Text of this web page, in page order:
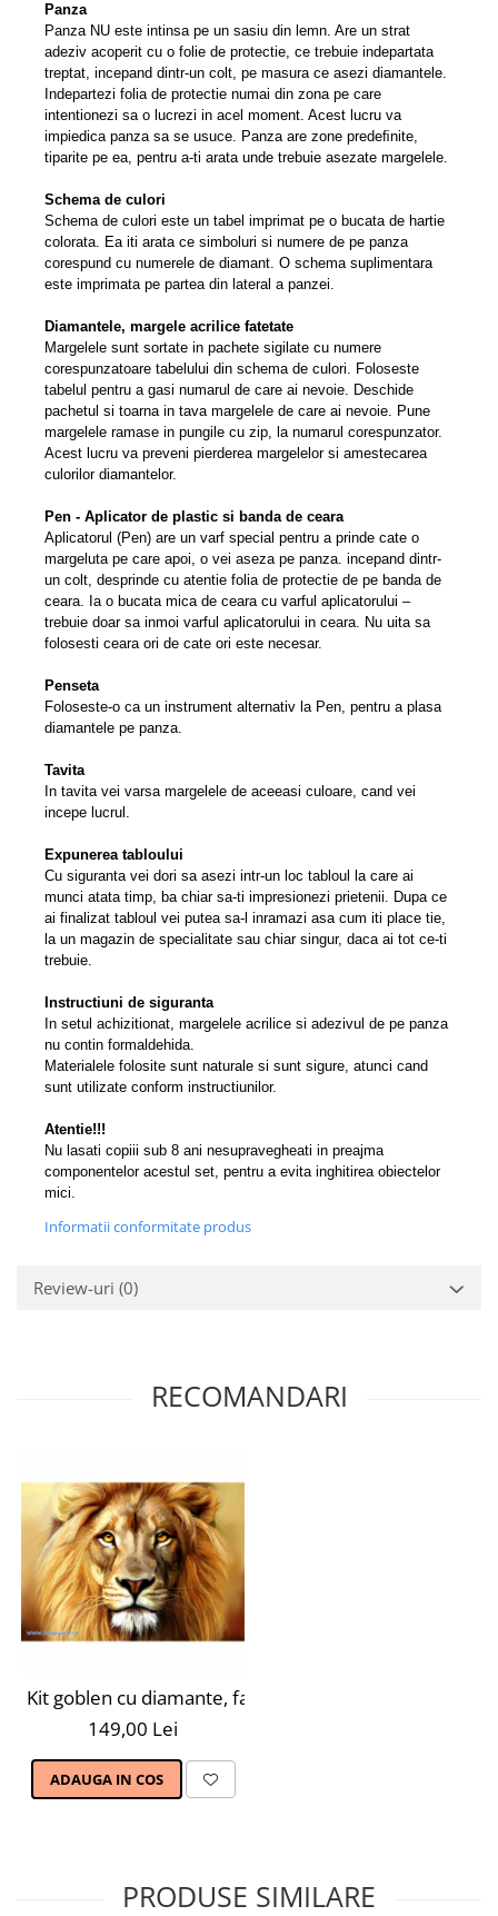
Panza
Panza NU este intinsa pe un sasiu din lemn. Are un strat
adeziv acoperit cu o folie de protectie, ce trebuie indepartata
treptat, incepand dintr-un colt, pe masura ce asezi diamantele.
Indepartezi folia de protectie numai din zona pe care
intentionezi sa o lucrezi in acel moment. Acest lucru va
impiedica panza sa se usuce. Panza are zone predeﬁnite,
tiparite pe ea, pentru a-ti arata unde trebuie asezate margelele.
Schema de culori
Schema de culori este un tabel imprimat pe o bucata de hartie
colorata. Ea iti arata ce simboluri si numere de pe panza
corespund cu numerele de diamant. O schema suplimentara
este imprimata pe partea din lateral a panzei.
Diamantele, margele acrilice fatetate
Margelele sunt sortate in pachete sigilate cu numere
corespunzatoare tabelului din schema de culori. Foloseste
tabelul pentru a gasi numarul de care ai nevoie. Deschide
pachetul si toarna in tava margelele de care ai nevoie. Pune
margelele ramase in pungile cu zip, la numarul corespunzator.
Acest lucru va preveni pierderea margelelor si amestecarea
culorilor diamantelor.
Pen - Aplicator de plastic si banda de ceara
Aplicatorul (Pen) are un varf special pentru a prinde cate o
margeluta pe care apoi, o vei aseza pe panza. incepand dintr-
un colt, desprinde cu atentie folia de protectie de pe banda de
ceara. Ia o bucata mica de ceara cu varful aplicatorului –
trebuie doar sa inmoi varful aplicatorului in ceara. Nu uita sa
folosesti ceara ori de cate ori este necesar.
Penseta
Foloseste-o ca un instrument alternativ la Pen, pentru a plasa
diamantele pe panza.
Tavita
In tavita vei varsa margelele de aceeasi culoare, cand vei
incepe lucrul.
Expunerea tabloului
Cu siguranta vei dori sa asezi intr-un loc tabloul la care ai
munci atata timp, ba chiar sa-ti impresionezi prietenii. Dupa ce
ai finalizat tabloul vei putea sa-l inramazi asa cum iti place tie,
la un magazin de specialitate sau chiar singur, daca ai tot ce-ti
trebuie.
Instructiuni de siguranta
In setul achizitionat, margelele acrilice si adezivul de pe panza
nu contin formaldehida.
Materialele folosite sunt naturale si sunt sigure, atunci cand
sunt utilizate conform instructiunilor.
Atentie!!!
Nu lasati copiii sub 8 ani nesupravegheati in preajma
componentelor acestul set, pentru a evita inghitirea obiectelor
mici.
Informatii conformitate produs
Review-uri (0)
RECOMANDARI
Kit goblen cu diamante, fara sasiu, Leu, 38X27 cm,
149,00 Lei
ADAUGA IN COS
PRODUSE SIMILARE